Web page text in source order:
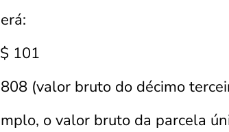
101
(valor bruto do décimo
o valor bruto da parcela